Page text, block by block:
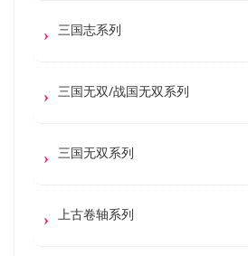
三国志系列
三国无双/战国无双系列
三国无双系列
上古卷轴系列